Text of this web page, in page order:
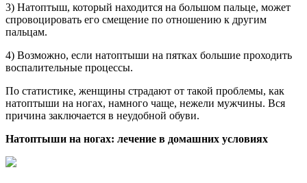
3) Натоптыш, который находится на большом пальце, может
спровоцировать его смещение по отношению к другим
пальцам.
4) Возможно, если натоптыши на пятках большие проходить
воспалительные процессы.
По статистике, женщины страдают от такой проблемы, как
натоптыши на ногах, намного чаще, нежели мужчины. Вся
причина заключается в неудобной обуви.
Натоптыши на ногах: лечение в домашних условиях